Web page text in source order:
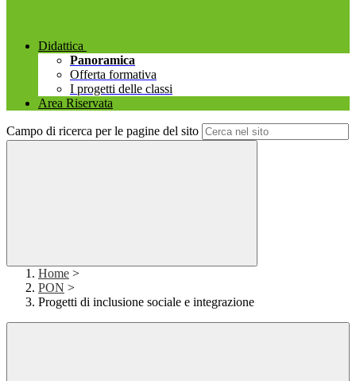
Didattica
Panoramica
Offerta formativa
I progetti delle classi
Area Riservata
Campo di ricerca per le pagine del sito
Home >
PON >
Progetti di inclusione sociale e integrazione